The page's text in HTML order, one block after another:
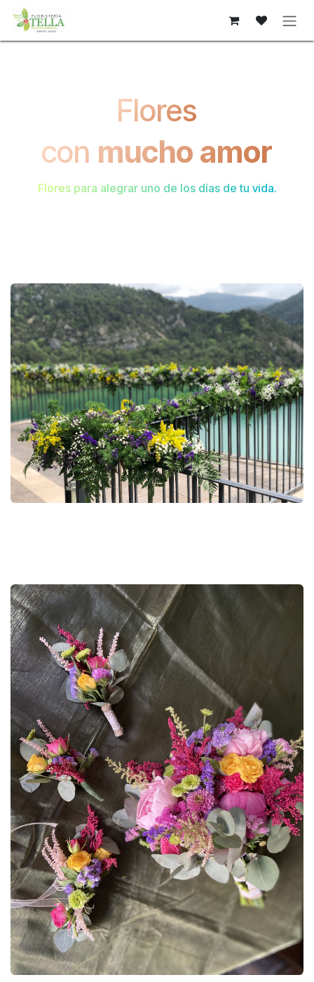
Преминете към съдържание
Flores
con mucho amor
Flores para alegrar uno de los días de tu vida.